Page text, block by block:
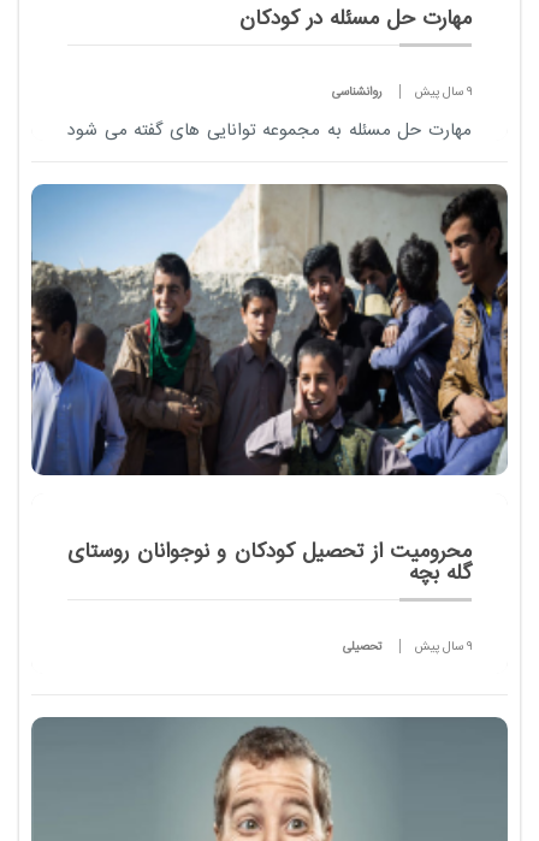
مهارت حل مسئله در کودکان
9 سال پیش روانشناسی
مهارت حل مسئله به مجموعه توانایی های گفته می شود
حل آنها به کار گیرد.
محرومیت از تحصیل کودکان و نوجوانان روستای
گله بچه
9 سال پیش تحصیلی
سیستان و بلوچستان قرار دارد.